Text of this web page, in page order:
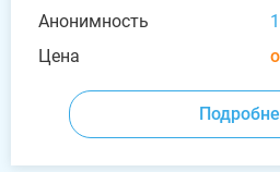
Анонимность
Цена